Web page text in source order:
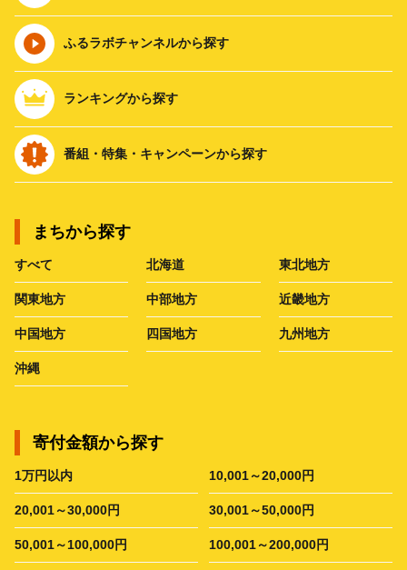
ふるラボチャンネルから探す
ランキングから探す
番組・特集・キャンペーンから探す
まちから探す
すべて 北海道 東北地方
関東地方 中部地方 近畿地方
中国地方 四国地方 九州地方
沖縄
寄付金額から探す
1万円以内 10,001～20,000円
20,001～30,000円 30,001～50,000円
50,001～100,000円 100,001～200,000円